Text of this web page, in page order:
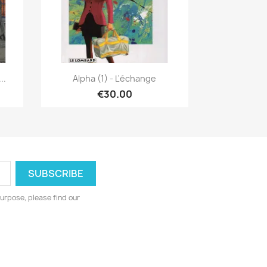
 Quick view
Alpha (1) - L'échange
€30.00
please find our